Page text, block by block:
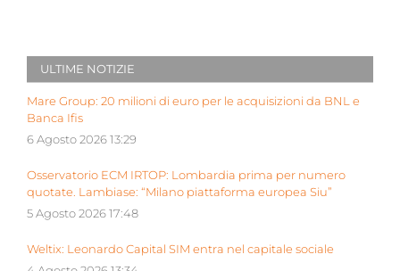
ULTIME NOTIZIE
Mare Group: 20 milioni di euro per le acquisizioni da BNL e
Banca Ifis
6 Agosto 2026 13:29
Osservatorio ECM IRTOP: Lombardia prima per numero
quotate. Lambiase: “Milano piattaforma europea Siu”
5 Agosto 2026 17:48
Weltix: Leonardo Capital SIM entra nel capitale sociale